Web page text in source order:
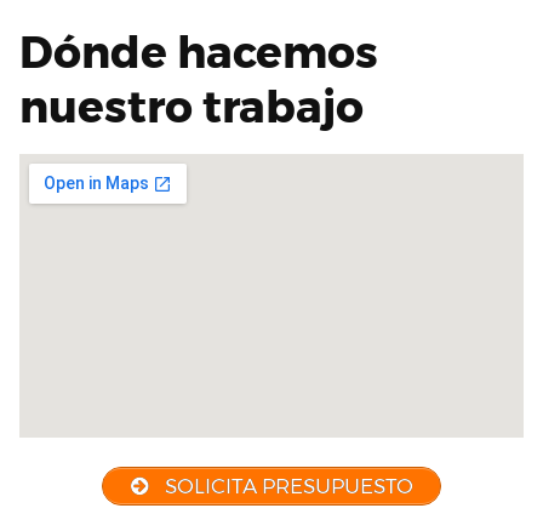
Dónde hacemos
nuestro trabajo
SOLICITA PRESUPUESTO